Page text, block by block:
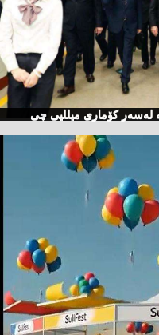
لەسەر كۆماری میللیی چی